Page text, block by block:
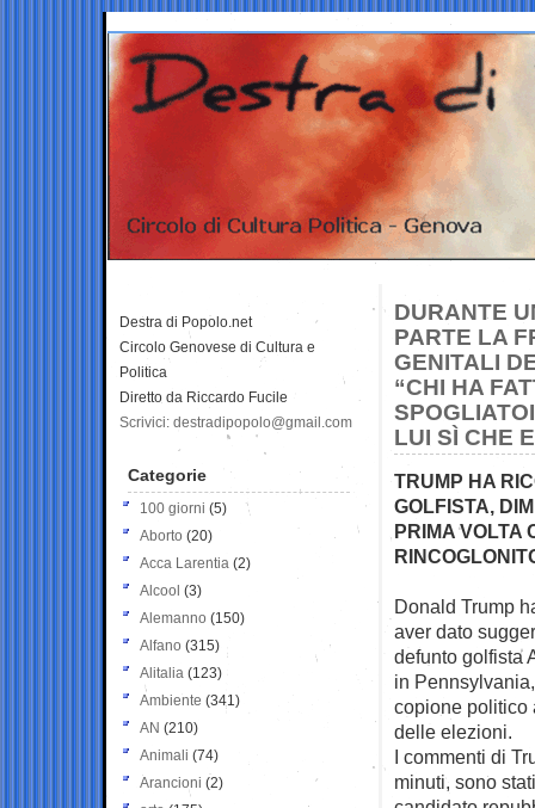
DURANTE
PARTE LA
GENITALI
“CHI HA
LUI SÌ CHE
TRUMP HA
GOLFISTA,
PRIMA VOLTA
Donald Trump
aver dato
defunto golfista
in
copione politico
delle elezioni.
I commenti di
minuti, sono
Destra di Popolo.net
Circolo Genovese di Cultura e
Politica
Diretto da Riccardo Fucile
Scrivici: destradipopolo@gmail.com
Categorie
100 giorni (5)
Aborto (20)
Acca Larentia (2)
Alcool (3)
Alemanno (150)
Alfano (315)
Alitalia (123)
Ambiente (341)
AN (210)
Animali (74)
Arancioni (2)